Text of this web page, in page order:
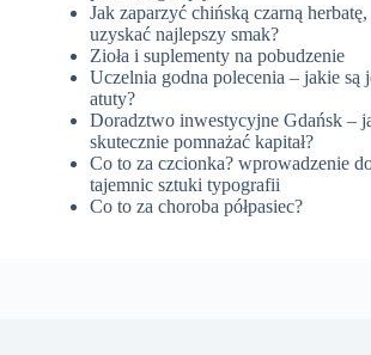
Jak zaparzyć chińską czarną
uzyskać najlepszy smak?
Zioła i suplementy na pobudzenie
Uczelnia godna polecenia – jakie są
atuty?
Doradztwo inwestycyjne Gdańsk –
skutecznie pomnażać kapitał?
Co to za czcionka? wprowadzenie
tajemnic sztuki typografii
Co to za choroba półpasiec?